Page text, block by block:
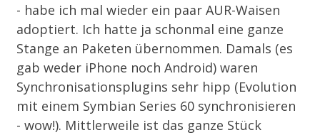
- habe ich mal wieder ein paar AUR-Waisen
adoptiert. Ich hatte ja schonmal eine ganze
Stange an Paketen übernommen. Damals (es
gab weder iPhone noch Android) waren
Synchronisationsplugins sehr hipp (Evolution
mit einem Symbian Series 60 synchronisieren
- wow!). Mittlerweile ist das ganze Stück